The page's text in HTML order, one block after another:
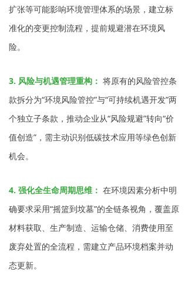
扩张等可能影响环境管理体系的场景，建立标
准化的变更控制流程，提前规避潜在环境风
险。
3. 风险与机遇管理重构： 将原有的风险管控条
款拆分为“环境风险管控”与“可持续机遇开发”两
个独立子条款，推动企业从“风险规避”转向“价
值创造”，需主动识别低碳技术应用等绿色创新
机会。
4. 强化全生命周期思维： 在环境因素分析中明
确要求采用“摇篮到坟墓”的全链条视角，覆盖原
材料获取、生产制造、运输仓储、消费使用至
废弃处置的全流程，需建立产品环境档案并动
态更新。